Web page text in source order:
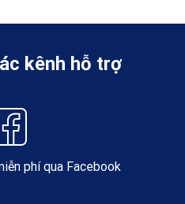
kênh hỗ trợ
phí qua Facebook